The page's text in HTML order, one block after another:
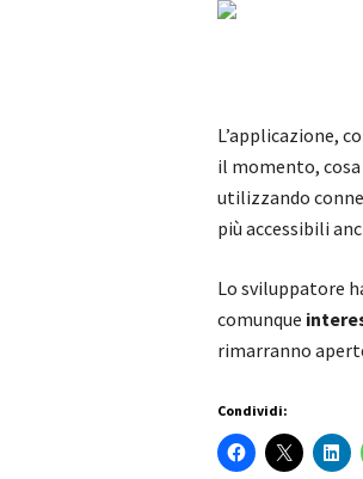
L’applicazione,
il momento, cosa
utilizzando
più accessibili
Lo sviluppatore
comunque
rimarranno
Condividi: